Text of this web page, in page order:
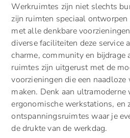
Werkruimtes zijn niet slechts
zijn ruimten speciaal
met alle denkbare
diverse faciliteiten deze service
charme, community en bijdrage
ruimtes zijn uitgerust met de
voorzieningen die een
maken. Denk aan
ergonomische werkstations, en
ontspanningsruimtes waar je
de drukte van de werkdag.